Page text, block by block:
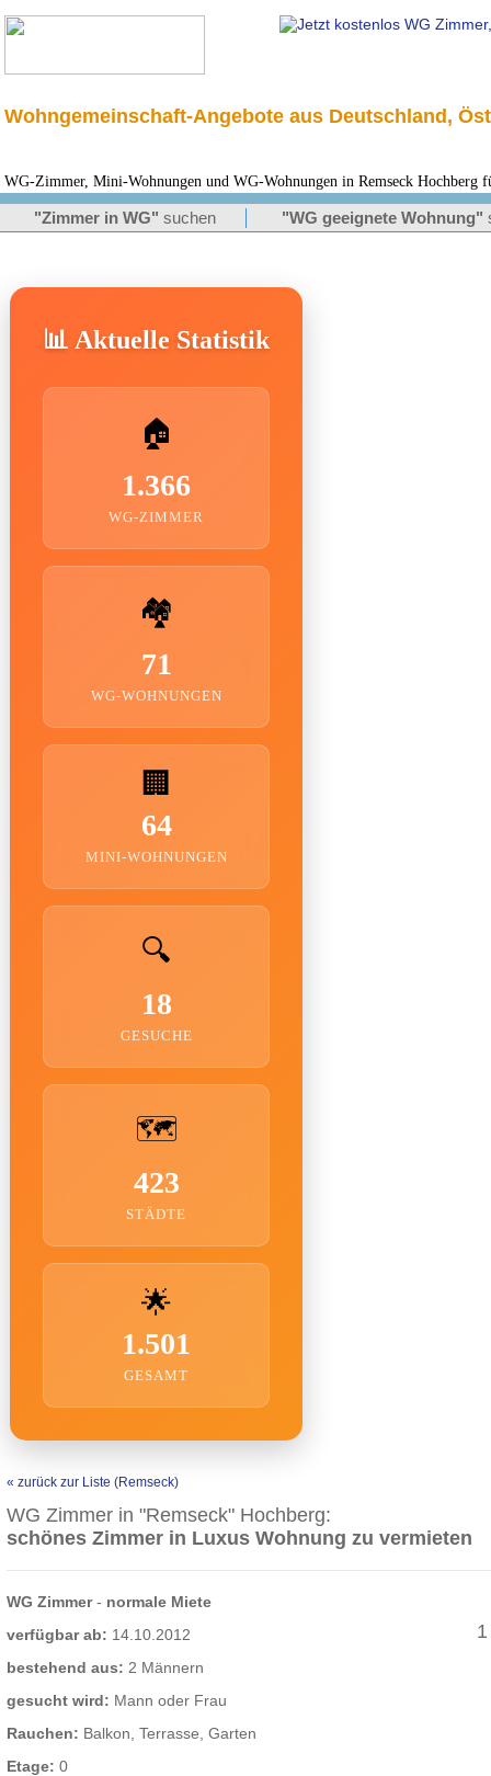
Wohngemeinschaft-Angebote aus Deutschland,
WG-Zimmer, Mini-Wohnungen und WG-Wohnungen in Remseck Hochberg
"Zimmer in WG" suchen "WG geeignete Wohnung"
📊 Aktuelle Statistik
🏠
1.366
WG-ZIMMER
🏘️
71
WG-WOHNUNGEN
🏢
64
MINI-WOHNUNGEN
🔍
18
GESUCHE
🗺️
423
STÄDTE
🌟
1.501
GESAMT
« zurück zur Liste (Remseck)
WG Zimmer in "Remseck" Hochberg:
schönes Zimmer in Luxus Wohnung zu vermieten
WG Zimmer- normale Miete
verfügbar ab: 14.10.2012
bestehend aus: 2 Männern
gesucht wird: Mann oder Frau
Rauchen: Balkon, Terrasse, Garten
Etage: 0